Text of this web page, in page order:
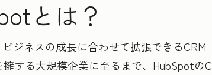
とは？
ジネスの成長に合わせて拡張できる
する大規模企業に至るまで、HubSpot